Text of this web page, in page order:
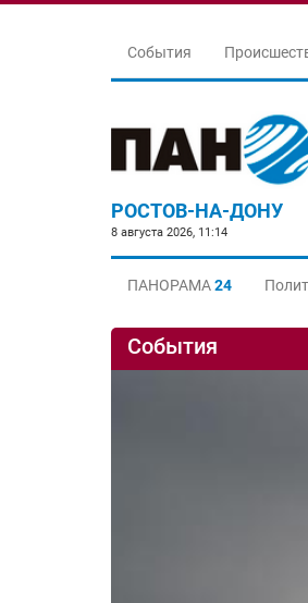
События
РОСТОВ-НА-ДОНУ
8 августа 2026, 11:14
ПАНОРАМА24
События